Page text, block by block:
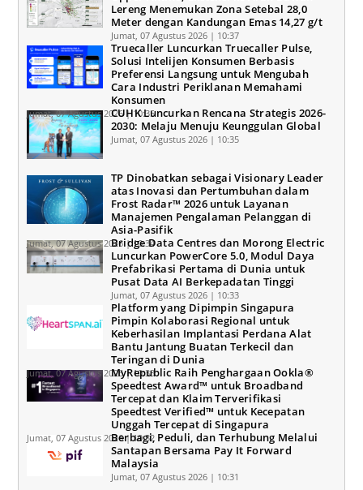
Lereng Menemukan Zona Setebal 28,0
Meter dengan Kandungan Emas 14,27 g/t
Jumat, 07 Agustus 2026 | 10:37
Truecaller Luncurkan Truecaller Pulse,
Solusi Intelijen Konsumen Berbasis
Preferensi Langsung untuk Mengubah
Cara Industri Periklanan Memahami
Konsumen
Jumat, 07 Agustus 2026 | 10:35CUHK Luncurkan Rencana Strategis 2026-
2030: Melaju Menuju Keunggulan Global
Jumat, 07 Agustus 2026 | 10:35
TP Dinobatkan sebagai Visionary Leader
atas Inovasi dan Pertumbuhan dalam
Frost Radar™ 2026 untuk Layanan
Manajemen Pengalaman Pelanggan di
Asia-Pasifik
Jumat, 07 Agustus 2026 | 10:34Bridge Data Centres dan Morong Electric
Luncurkan PowerCore 5.0, Modul Daya
Prefabrikasi Pertama di Dunia untuk
Pusat Data AI Berkepadatan Tinggi
Jumat, 07 Agustus 2026 | 10:33
Platform yang Dipimpin Singapura
Pimpin Kolaborasi Regional untuk
Keberhasilan Implantasi Perdana Alat
Bantu Jantung Buatan Terkecil dan
Teringan di Dunia
Jumat, 07 Agustus 2026 | 10:33MyRepublic Raih Penghargaan Ookla®
Speedtest Award™ untuk Broadband
Tercepat dan Klaim Terverifikasi
Speedtest Verified™ untuk Kecepatan
Unggah Tercepat di Singapura
Jumat, 07 Agustus 2026 | 10:32Berbagi, Peduli, dan Terhubung Melalui
Santapan Bersama Pay It Forward
Malaysia
Jumat, 07 Agustus 2026 | 10:31